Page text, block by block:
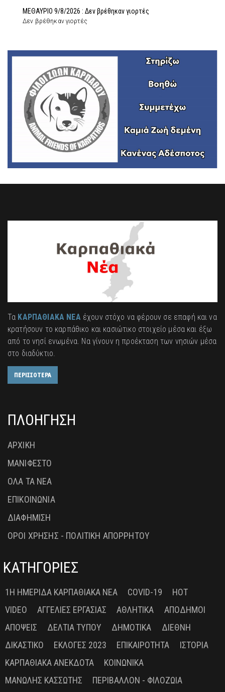
ΜΕΘΑΥΡΙΟ 9/8/2026 : Δεν βρέθηκαν γιορτές
Δεν βρέθηκαν γιορτές
Τα ΚΑΡΠΑΘΙΑΚΑ ΝΕΑέχουν στόχο να φέρουν σε επαφή και να
κρατήσουν το καρπάθικο και κασιώτικο στοιχείο μέσα και έξω
από το νησί ενωμένα. Να γίνουν η προέκταση των νησιών μέσα
στο διαδύκτιο.
ΠΕΡΙΣΣΟΤΕΡΑ
ΠΛΟΗΓΗΣΗ
ΑΡΧΙΚΗ
ΜΑΝΙΦΕΣΤΟ
ΟΛΑ ΤΑ ΝΕΑ
ΕΠΙΚΟΙΝΩΝΙΑ
ΔΙΑΦΗΜΙΣΗ
ΟΡΟΙ ΧΡΗΣΗΣ - ΠΟΛΙΤΙΚΗ ΑΠΟΡΡΗΤΟΥ
ΚΑΤΗΓΟΡΙΕΣ
1Η ΗΜΕΡΊΔΑ ΚΑΡΠΑΘΙΑΚΆ ΝΈΑ COVID-19
HOT
VIDEO
ΑΓΓΕΛΊΕΣ ΕΡΓΑΣΊΑΣ ΑΘΛΗΤΙΚΆ
ΑΠΌΔΗΜΟΙ
ΑΠΌΨΕΙΣ
ΔΕΛΤΊΑ ΤΎΠΟΥ ΔΗΜΟΤΙΚΆ
ΔΙΕΘΝΉ
ΔΙΚΑΣΤΙΚΌ
ΕΚΛΟΓΈΣ 2023 ΕΠΙΚΑΙΡΌΤΗΤΑ
ΙΣΤΟΡΊΑ
ΚΑΡΠΑΘΙΑΚΆ ΑΝΈΚΔΟΤΑ
ΚΟΙΝΩΝΙΚΆ
ΜΑΝΏΛΗΣ ΚΑΣΣΏΤΗΣ
ΠΕΡΙΒΆΛΛΟΝ - ΦΙΛΟΖΩΊΑ